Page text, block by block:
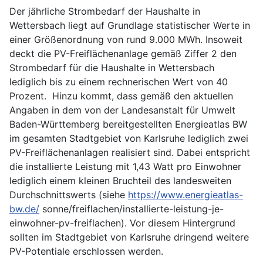
Der jährliche Strombedarf der Haushalte in
Wettersbach liegt auf Grundlage statistischer Werte in
einer Größenordnung von rund 9.000 MWh. Insoweit
deckt die PV-Freiflächenanlage gemäß Ziffer 2 den
Strombedarf für die Haushalte in Wettersbach
lediglich bis zu einem rechnerischen Wert von 40
Prozent. Hinzu kommt, dass gemäß den aktuellen
Angaben in dem von der Landesanstalt für Umwelt
Baden-Württemberg bereitgestellten Energieatlas BW
im gesamten Stadtgebiet von Karlsruhe lediglich zwei
PV-Freiflächenanlagen realisiert sind. Dabei entspricht
die installierte Leistung mit 1,43 Watt pro Einwohner
lediglich einem kleinen Bruchteil des landesweiten
Durchschnittswerts (siehe https://www.energieatlas-
bw.de/ sonne/freiflachen/installierte-leistung-je-
einwohner-pv-freiflachen). Vor diesem Hintergrund
sollten im Stadtgebiet von Karlsruhe dringend weitere
PV-Potentiale erschlossen werden.